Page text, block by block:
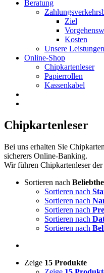
Beratung
Ziel
Kosten
Unsere Leistungen
Online-Shop
Chipkartenleser
Papierrollen
Kassenkabel
Chipkartenleser
Bei uns erhalten Sie
sicherers Online-Banking.
Wir führen Chipkartenleser
Sortieren nach
Sortieren nach
Sortieren nach
Sortieren nach
Sortieren nach
Sortieren nach
Zeige 15 Produkte